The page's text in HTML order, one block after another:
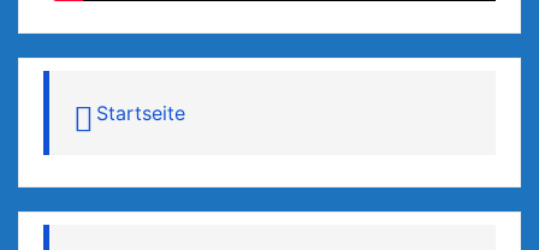
Startseite